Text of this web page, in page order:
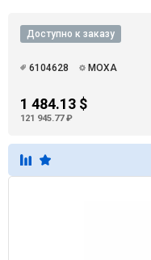
Доступно к заказу
6104628 MOXA
1 484.13 $
121 945.77 ₽